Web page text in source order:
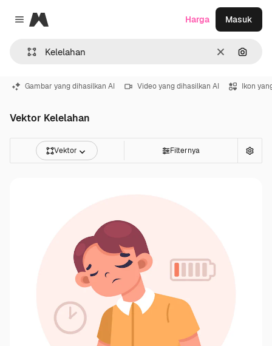
Close menu
Magnific
Jernih
Harga Masuk
Gambar yang dihasilkan AI Video yang dihasilkan AI Ikon
Vektor Kelelahan
Vektor Filternya